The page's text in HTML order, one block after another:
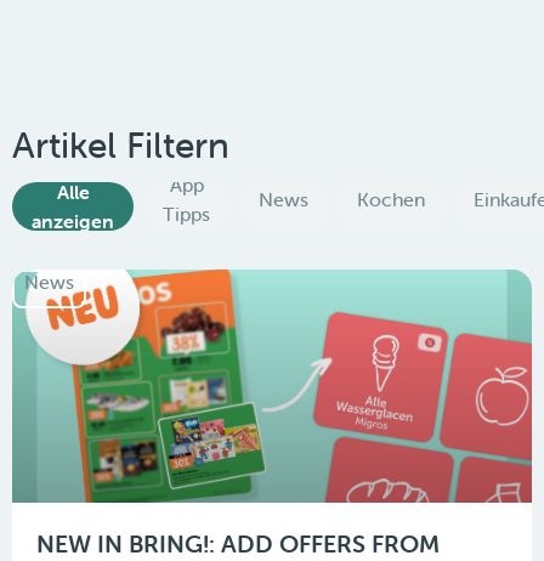
Artikel Filtern
Alle
anzeigen
App
Tipps
News Kochen
News
NEW IN BRING!: ADD OFFERS FROM